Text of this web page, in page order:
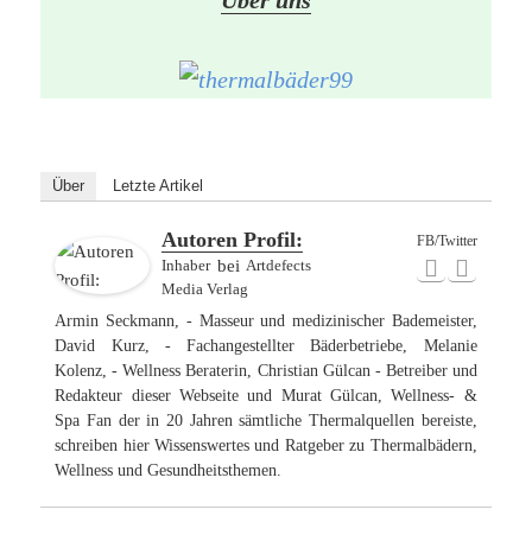
Über Letzte Artikel
FB/Twitter
Autoren Profil:
Inhaberbei Artdefects
Media Verlag
Armin Seckmann, - Masseur und medizinischer Bademeister,
David Kurz, - Fachangestellter Bäderbetriebe, Melanie
Kolenz, - Wellness Beraterin, Christian Gülcan - Betreiber und
Redakteur dieser Webseite und Murat Gülcan, Wellness- &
Spa Fan der in 20 Jahren sämtliche Thermalquellen bereiste,
schreiben hier Wissenswertes und Ratgeber zu Thermalbädern,
Wellness und Gesundheitsthemen.